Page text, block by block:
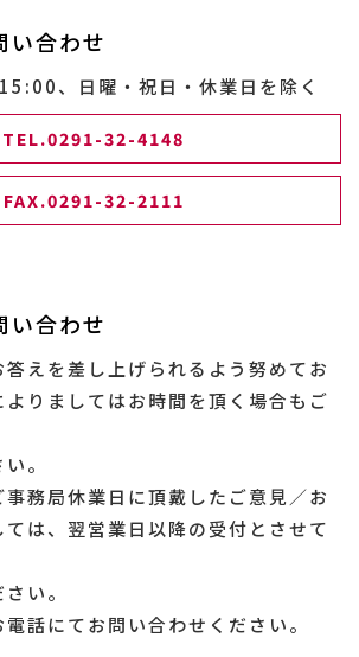
い合わせ
、日曜・祝日・休業日を除く
TEL.0291-32-4148
FAX.0291-32-2111
い合わせ
えを差し上げられるよう努めてお
よりましてはお時間を頂く場合もご
。
務局休業日に頂戴したご意見／お
は、翌営業日以降の受付とさせて
い。
話にてお問い合わせください。